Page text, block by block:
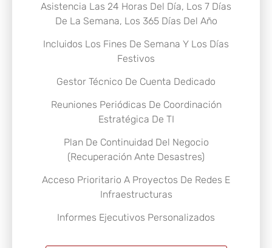
Asistencia Las 24 Horas Del Día, Los 7 Días
De La Semana, Los 365 Días Del Año
Incluidos Los Fines De Semana Y Los Días
Festivos
Gestor Técnico De Cuenta Dedicado
Reuniones Periódicas De Coordinación
Estratégica De TI
Plan De Continuidad Del Negocio
(Recuperación Ante Desastres)
Acceso Prioritario A Proyectos De Redes E
Infraestructuras
Informes Ejecutivos Personalizados